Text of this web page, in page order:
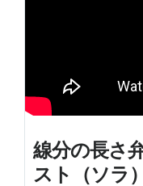
線分の長さ
スト（ソラ）